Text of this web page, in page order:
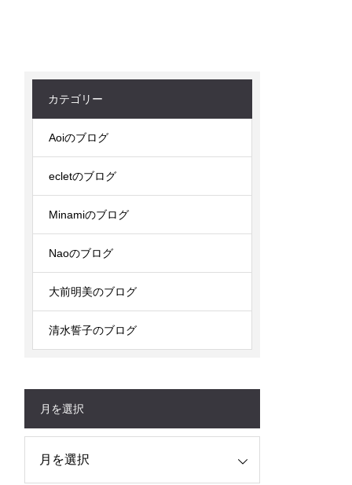
カテゴリー
Aoiのブログ
ecletのブログ
Minamiのブログ
Naoのブログ
大前明美のブログ
清水誓子のブログ
月を選択